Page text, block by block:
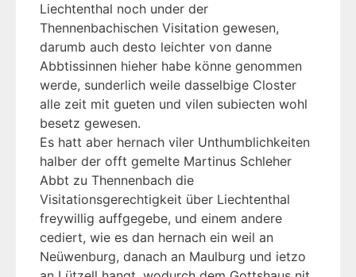
Liechtenthal noch under der
Thennenbachischen Visitation gewesen,
darumb auch desto leichter von danne
Abbtissinnen hieher habe könne genommen
werde, sunderlich weile dasselbige Closter
alle zeit mit gueten und vilen subiecten wohl
besetz gewesen.
Es hatt aber hernach viler Unthumblichkeiten
halber der offt gemelte Martinus Schleher
Abbt zu Thennenbach die
Visitationsgerechtigkeit über Liechtenthal
freywillig auffgegebe, und einem andere
cediert, wie es dan hernach ein weil an
Neüwenburg, danach an Maulburg und ietzo